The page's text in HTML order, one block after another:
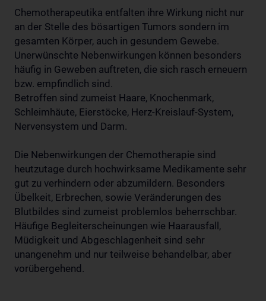
Chemotherapeutika entfalten ihre Wirkung nicht nur
an der Stelle des bösartigen Tumors sondern im
gesamten Körper, auch in gesundem Gewebe.
Unerwünschte Nebenwirkungen können besonders
häufig in Geweben auftreten, die sich rasch erneuern
bzw. empfindlich sind.
Betroffen sind zumeist Haare, Knochenmark,
Schleimhäute, Eierstöcke, Herz-Kreislauf-System,
Nervensystem und Darm.
Die Nebenwirkungen der Chemotherapie sind
heutzutage durch hochwirksame Medikamente sehr
gut zu verhindern oder abzumildern. Besonders
Übelkeit, Erbrechen, sowie Veränderungen des
Blutbildes sind zumeist problemlos beherrschbar.
Häufige Begleiterscheinungen wie Haarausfall,
Müdigkeit und Abgeschlagenheit sind sehr
unangenehm und nur teilweise behandelbar, aber
vorübergehend.